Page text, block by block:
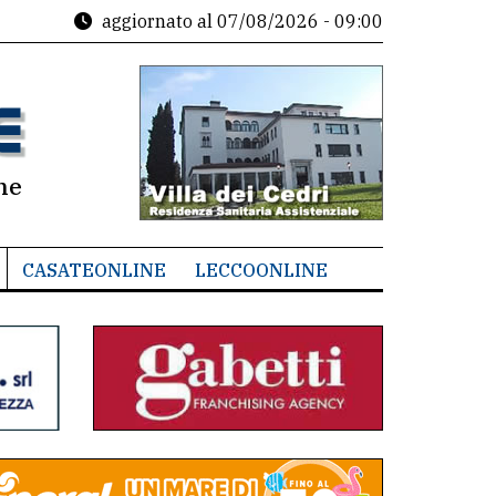
aggiornato al 07/08/2026 - 09:00
CASATEONLINE LECCOONLINE